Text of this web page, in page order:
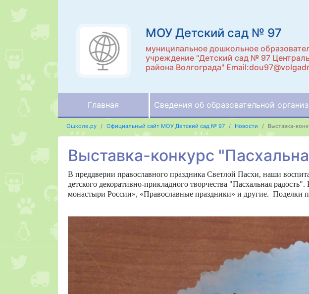
МОУ Детский сад № 97
муниципальное дошкольное
учреждение "Детский сад № 97
района Волгограда"
Главная Сведения об образовательной
Ошколе.ру Официальный сайт МОУ Детский сад № 97 Новости Выставка-
Выставка-конкурс
В преддверии православного праздника Светлой Пасхи, наши
детского декоративно-прикладного творчества "Пасхальная
монастыри России», «Православные праздники» и другие. Поделки